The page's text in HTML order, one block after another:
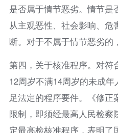
是否属于情节恶劣。情节是
从主观恶性、社会影响、危
断。对于不属于情节恶劣的
第四，关于核准程序。对符
12周岁不满14周岁的未成
足法定的程序要件。《修
限制，即须经最高人民检
定最高检核准程序，表明了